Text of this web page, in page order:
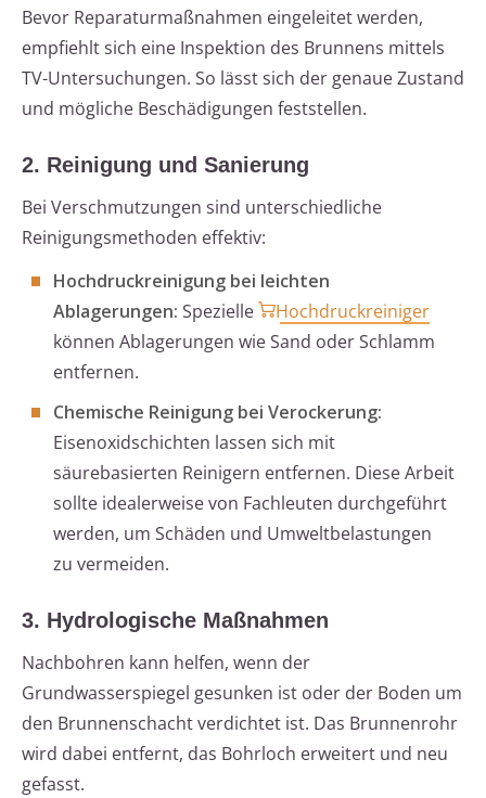
Bevor Reparaturmaßnahmen eingeleitet werden,
empfiehlt sich eine Inspektion des Brunnens mittels
TV-Untersuchungen. So lässt sich der genaue Zustand
und mögliche Beschädigungen feststellen.
2. Reinigung und Sanierung
Bei Verschmutzungen sind unterschiedliche
Reinigungsmethoden effektiv:
Hochdruckreinigung bei leichten
Ablagerungen: Spezielle
Hochdruckreiniger
können Ablagerungen wie Sand oder Schlamm
entfernen.
Chemische Reinigung bei Verockerung:
Eisenoxidschichten lassen sich mit
säurebasierten Reinigern entfernen. Diese Arbeit
sollte idealerweise von Fachleuten durchgeführt
werden, um Schäden und Umweltbelastungen
zu vermeiden.
3. Hydrologische Maßnahmen
Nachbohren kann helfen, wenn der
Grundwasserspiegel gesunken ist oder der Boden um
den Brunnenschacht verdichtet ist. Das Brunnenrohr
wird dabei entfernt, das Bohrloch erweitert und neu
gefasst.